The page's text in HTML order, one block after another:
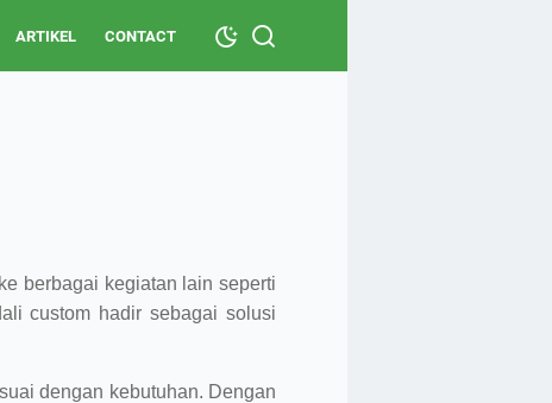
ARTIKEL CONTACT
berbagai kegiatan lain seperti
custom hadir sebagai solusi
dengan kebutuhan. Dengan